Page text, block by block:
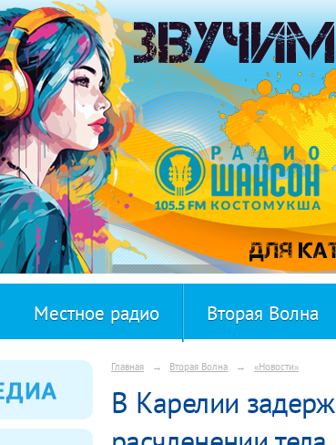
Местное радио Вторая Волна
Главная → Вторая Волна → «Новости»
В Карелии